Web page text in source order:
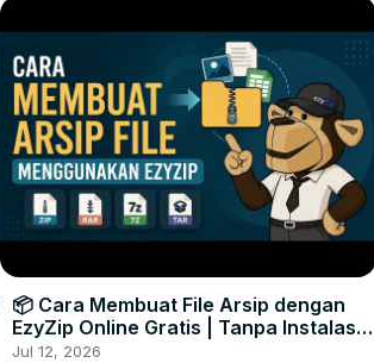
📦 Cara Membuat File Arsip dengan
EzyZip Online Gratis | Tanpa Instalasi
Perangkat Lunak
Jul 12, 2026